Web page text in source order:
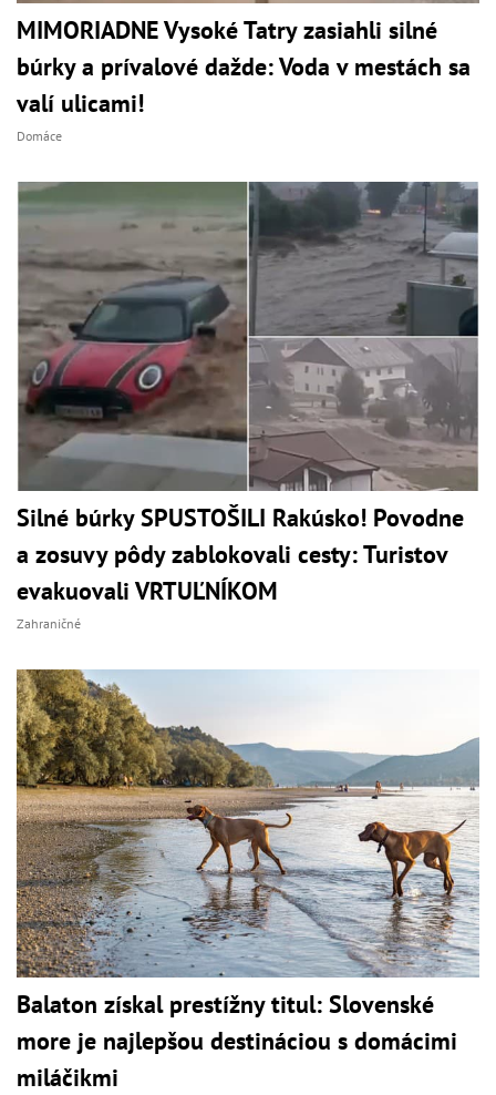
MIMORIADNE Vysoké Tatry zasiahli silné
búrky a prívalové dažde: Voda v mestách sa
valí ulicami!
Domáce
Silné búrky SPUSTOŠILI Rakúsko! Povodne
a zosuvy pôdy zablokovali cesty: Turistov
evakuovali VRTUĽNÍKOM
Zahraničné
Balaton získal prestížny titul: Slovenské
more je najlepšou destináciou s domácimi
miláčikmi